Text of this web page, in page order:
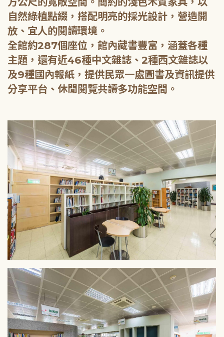
自然綠植點綴，搭配明亮的採光設計，營造開
放、宜人的閱讀環境。
全館約287個座位，館內藏書豐富，涵蓋各種
主題，還有近46種中文雜誌、2種西文雜誌以
及9種國內報紙，提供民眾一處圖書及資訊提供